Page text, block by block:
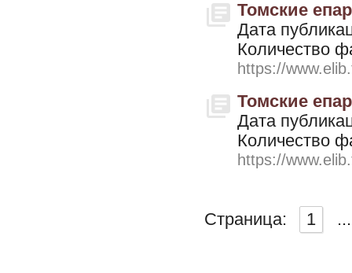
Томские
Дата
Количество
https://
Томские
Дата
Количество
https://
Страница: 1 ...